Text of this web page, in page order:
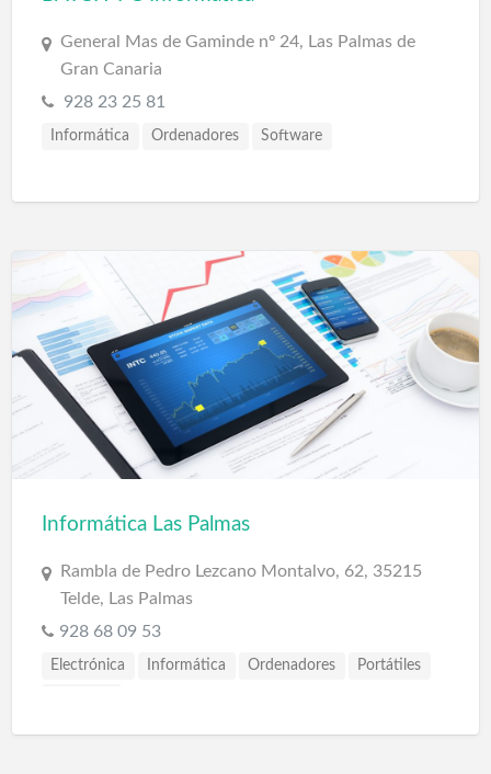
General Mas de Gaminde nº 24, Las Palmas de
Gran Canaria
928 23 25 81
Informática Ordenadores Software
Informática Las Palmas
Rambla de Pedro Lezcano Montalvo, 62, 35215
Telde, Las Palmas
928 68 09 53
Electrónica Informática Ordenadores Portátiles